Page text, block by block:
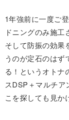
1年強前に一度ご
ドニングのみ施工
そして防振の効果
うのが定石のはず
る！というオトナ
スDSP＋マルチア
こを探しても見か